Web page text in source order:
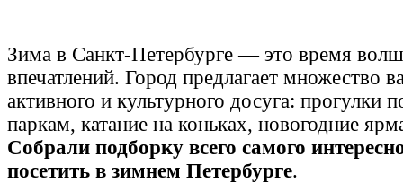
Зима в Санкт-Петербурге — это время
впечатлений. Город предлагает множество
активного и культурного досуга: прогулки
паркам, катание на коньках, новогодние
Собрали подборку всего самого
посетить в зимнем Петербурге.